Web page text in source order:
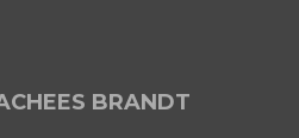
BRANDT